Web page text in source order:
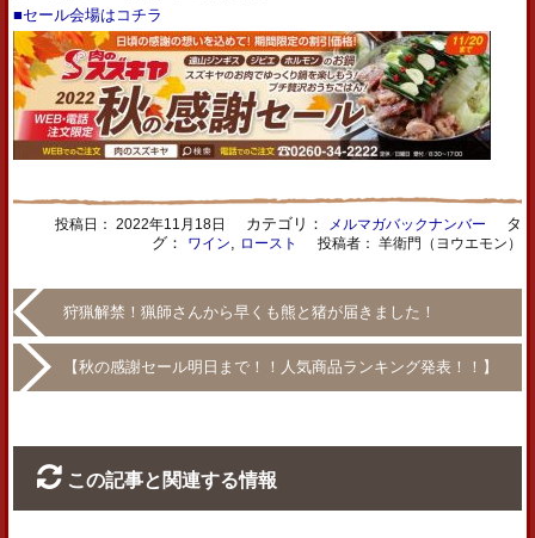
■セール会場はコチラ
投稿日： 2022年11月18日 カテゴリ： メルマガバックナンバー タ
グ：
ワイン ロースト 投稿者： 羊衛門（ヨウエモン）
狩猟解禁！猟師さんから早くも熊と猪が届きました！
【秋の感謝セール明日まで！！人気商品ランキング発表！！】
この記事と関連する情報